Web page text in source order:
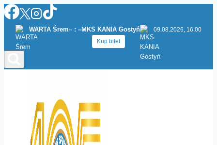
Przejdź
do
treści
WARTA Śrem– : –MKS KANIA Gostyń
09.08.2026, 16:00
Kup bilet